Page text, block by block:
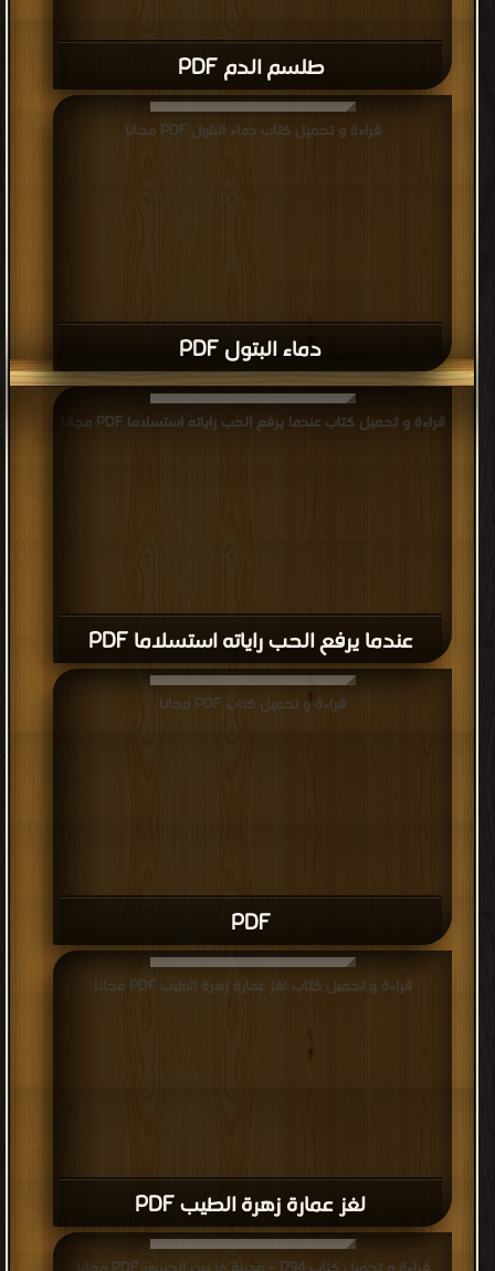
طلسم الدم PDF
دماء البتول PDF
قراءة و تحميل كتاب دماء البتول PDF مجانا
عندما يرفع الحب راياته استسلاما PDF
قراءة و تحميل كتاب عندما يرفع الحب راياته استسلاما PDF مجانا
PDF
قراءة و تحميل كتاب PDF مجانا
لغز عمارة زهرة الطيب PDF
قراءة و تحميل كتاب لغز عمارة زهرة الطيب PDF مجانا